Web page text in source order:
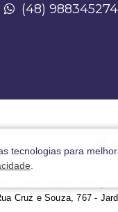
tecnologias para
(48) 988345274
Cruz e Souza, 767 -